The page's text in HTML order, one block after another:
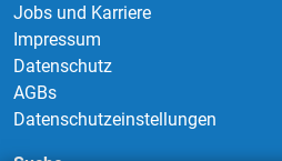
Jobs und Karriere
Impressum
Datenschutz
AGBs
Datenschutzeinstellungen